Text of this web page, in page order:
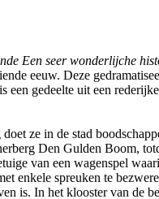
Een seer wonderlijche
eeuw. Deze
een gedeelte uit een
ze in de stad
Den Gulden Boom,
van een wagenspel
enkele spreuken te
is. In het klooster van de